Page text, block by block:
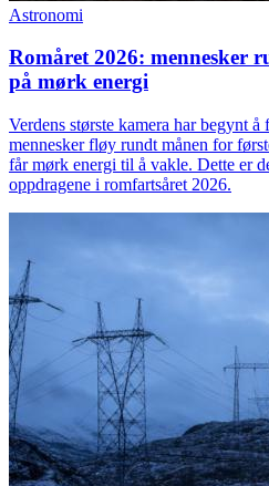
Astronomi
Romåret 2026: mennesker
på mørk energi
Verdens største kamera har begynt
mennesker fløy rundt månen for
får mørk energi til å vakle. Dette er
oppdragene i romfartsåret 2026.